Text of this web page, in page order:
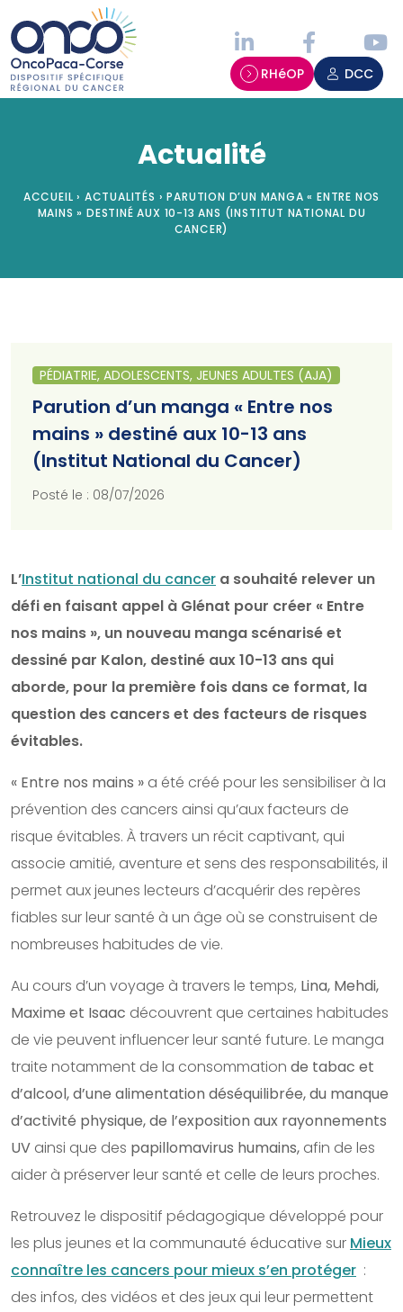
RHéOP DCC
Actualité
ACCUEIL › ACTUALITÉS › PARUTION D’UN MANGA « ENTRE NOS
MAINS » DESTINÉ AUX 10-13 ANS (INSTITUT NATIONAL DU
CANCER)
PÉDIATRIE, ADOLESCENTS, JEUNES ADULTES (AJA)
Parution d’un manga « Entre nos
mains » destiné aux 10-13 ans
(Institut National du Cancer)
Posté le : 08/07/2026
L’Institut national du cancer a souhaité relever un
défi en faisant appel à Glénat pour créer « Entre
nos mains », un nouveau manga scénarisé et
dessiné par Kalon, destiné aux 10-13 ans qui
aborde, pour la première fois dans ce format, la
question des cancers et des facteurs de risques
évitables.
« Entre nos mains » a été créé pour les sensibiliser à la
prévention des cancers ainsi qu’aux facteurs de
risque évitables. À travers un récit captivant, qui
associe amitié, aventure et sens des responsabilités, il
permet aux jeunes lecteurs d’acquérir des repères
fiables sur leur santé à un âge où se construisent de
nombreuses habitudes de vie.
Au cours d’un voyage à travers le temps, Lina, Mehdi,
Maxime et Isaac découvrent que certaines habitudes
de vie peuvent influencer leur santé future. Le manga
traite notamment de la consommation de tabac et
d’alcool, d’une alimentation déséquilibrée, du manque
d’activité physique, de l’exposition aux rayonnements
UV ainsi que des papillomavirus humains, afin de les
aider à préserver leur santé et celle de leurs proches.
Retrouvez le dispositif pédagogique développé pour
les plus jeunes et la communauté éducative sur Mieux
connaître les cancers pour mieux s’en protéger :
des infos, des vidéos et des jeux qui leur permettent
Panneau de gestion des cookies